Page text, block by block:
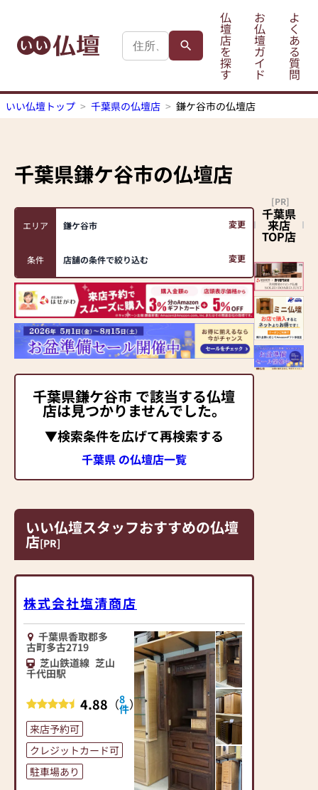
仏
壇
店
を
探
す
お
仏
壇
ガ
イ
ド
よ
く
あ
る
質
問
いい仏壇トップ 千葉県の仏壇店 鎌ケ谷市の仏壇店
千葉県鎌ケ谷市の仏壇店
エリア 鎌ケ谷市 変更
条件 店舗の条件で絞り込む 変更
千葉県鎌ケ谷市 で該当する仏壇
店は見つかりませんでした。
▼検索条件を広げて再検索する
千葉県 の仏壇店一覧
いい仏壇スタッフおすすめの仏壇
店[PR]
株式会社塩清商店
千葉県香取郡多
古町多古2719
芝山鉄道線 芝山
千代田駅
4.88 （8
件）
来店予約可
クレジットカード可
駐車場あり
千葉県
来店
TOP店
[PR]